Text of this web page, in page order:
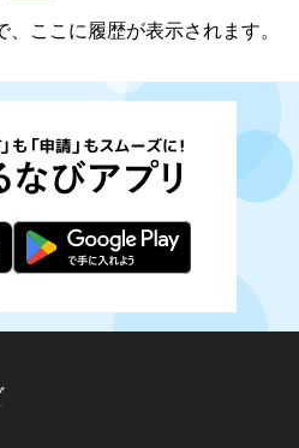
ここに履歴が表示されます。